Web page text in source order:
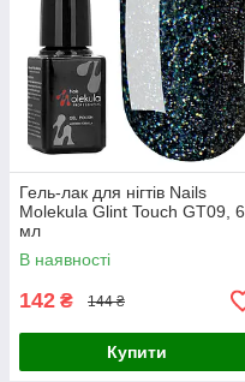
Гель-лак для нігтів Nails
Molekula Glint Touch GT09, 6
мл
В наявності
142 ₴ 144 ₴
Купити